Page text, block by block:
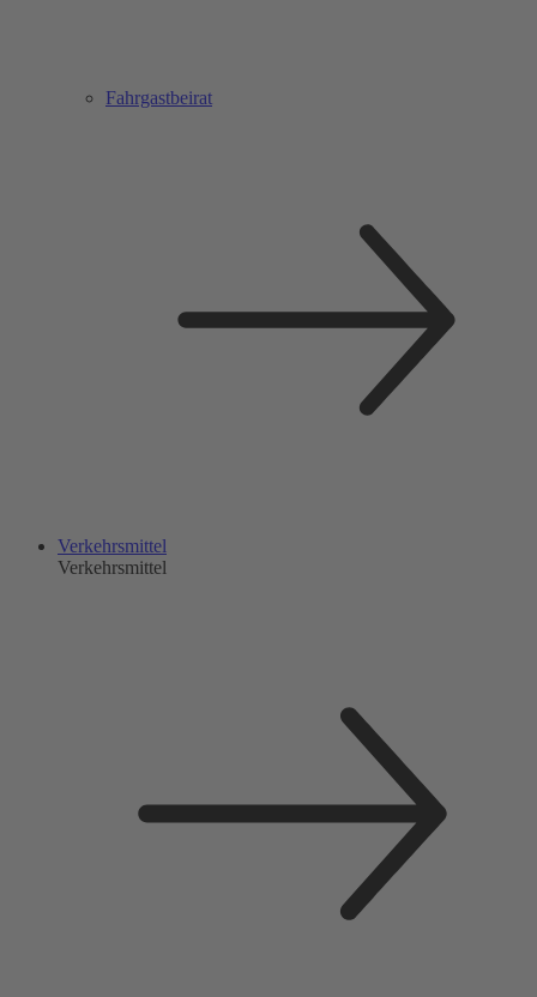
Fahrgastbeirat
Verkehrsmittel
Verkehrsmittel